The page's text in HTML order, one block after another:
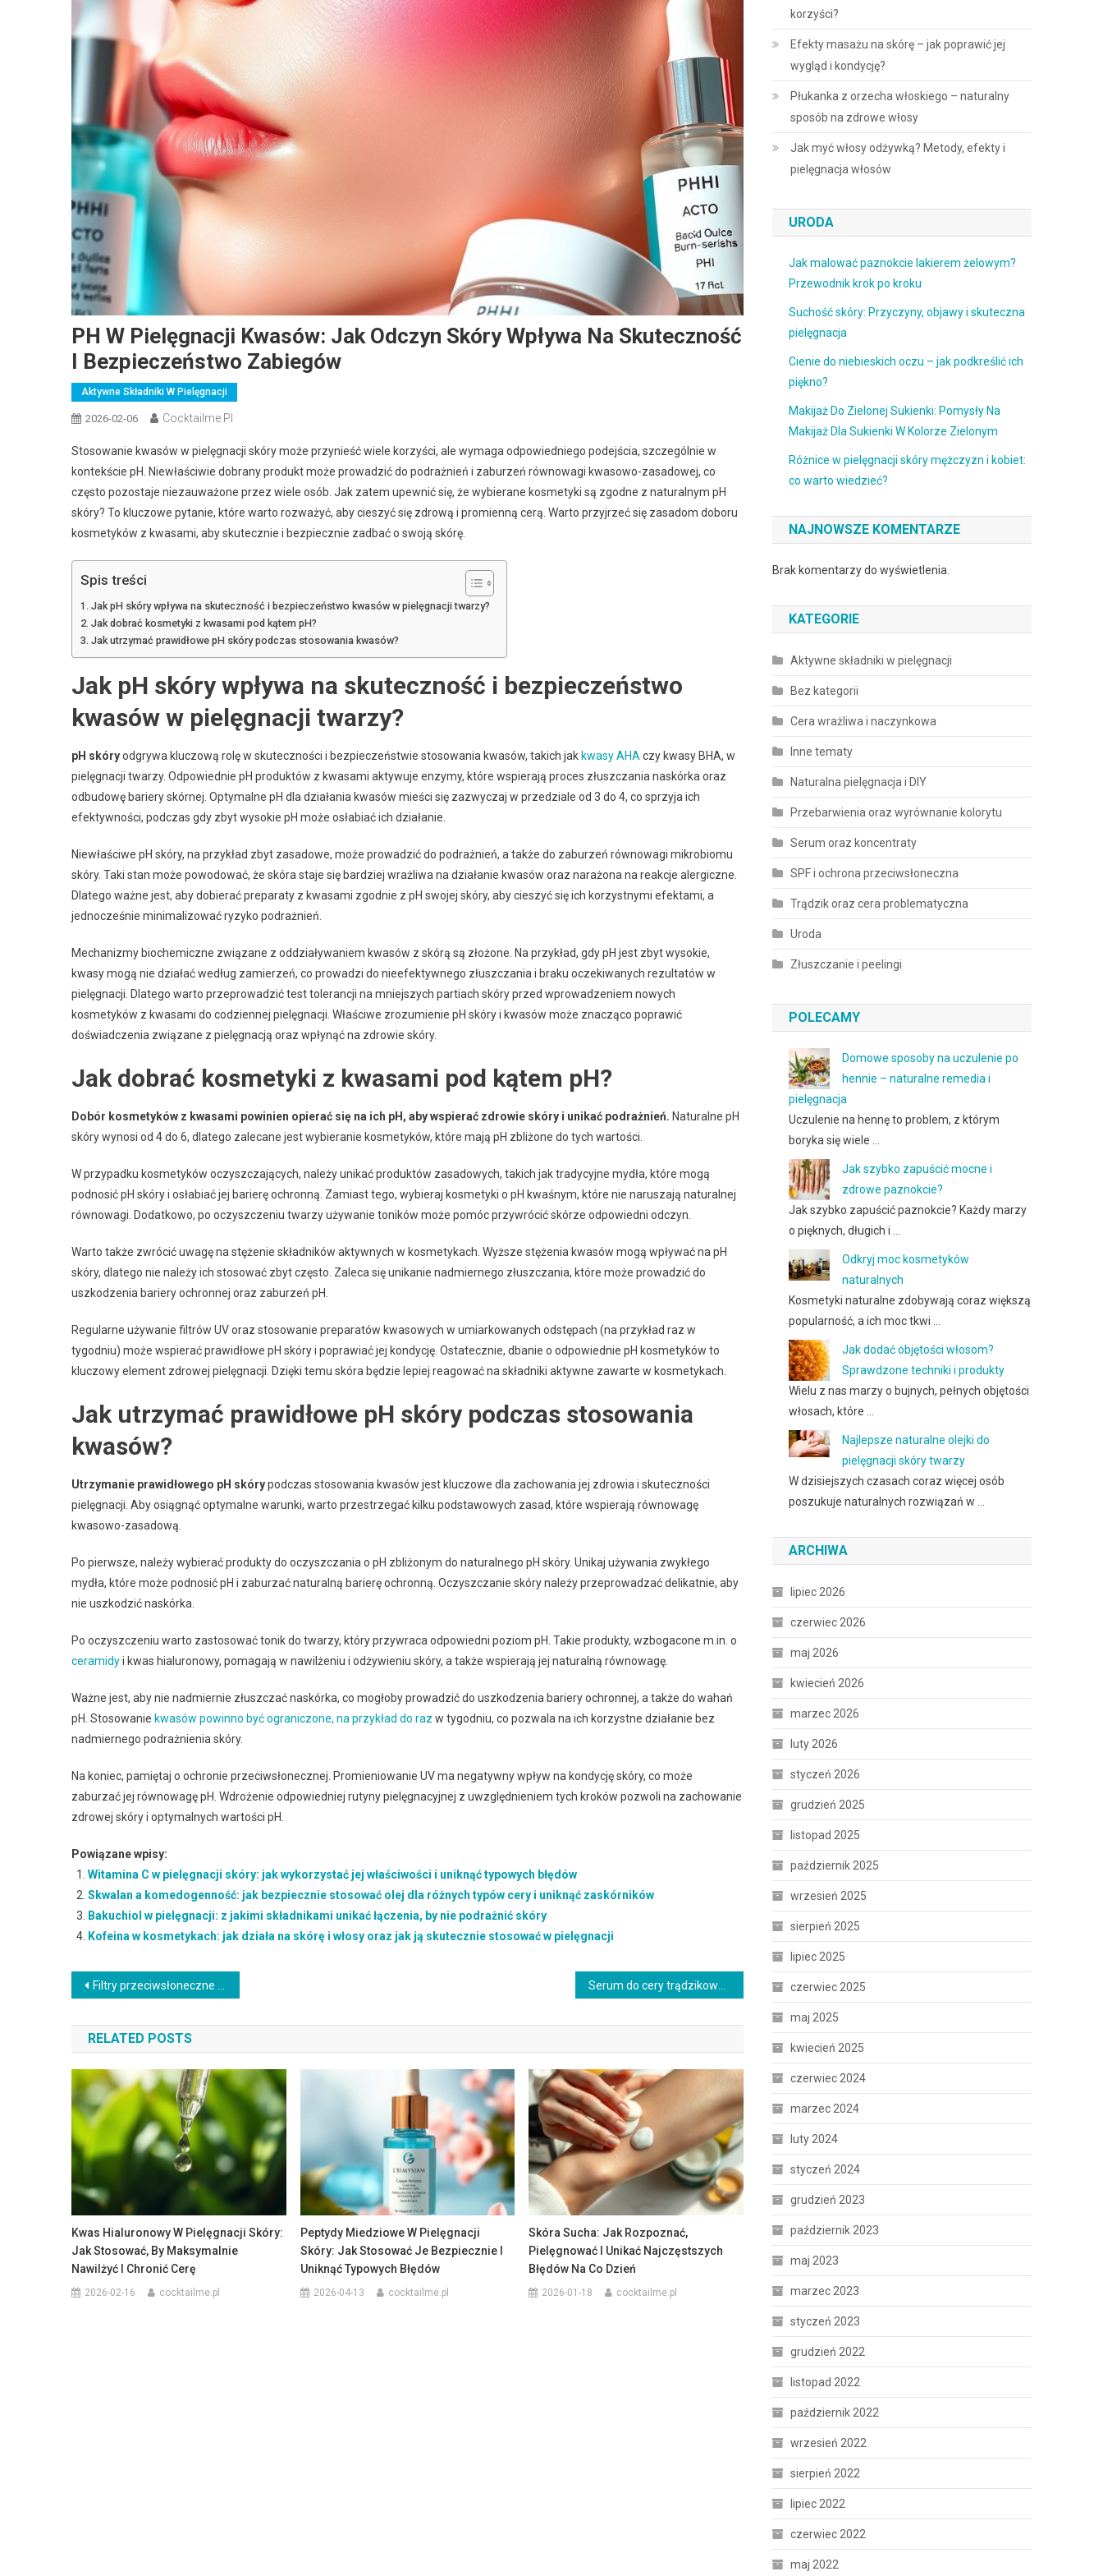
PH W Pielęgnacji Kwasów: Jak Odczyn Skóry Wpływa Na Skuteczność
I Bezpieczeństwo Zabiegów
Aktywne Składniki W Pielęgnacji
2026-02-06 Cocktailme.pl
Stosowanie kwasów w pielęgnacji skóry może przynieść wiele korzyści, ale wymaga odpowiedniego podejścia, szczególnie w
kontekście pH. Niewłaściwie dobrany produkt może prowadzić do podrażnień i zaburzeń równowagi kwasowo-zasadowej, co
często pozostaje niezauważone przez wiele osób. Jak zatem upewnić się, że wybierane kosmetyki są zgodne z naturalnym pH
skóry? To kluczowe pytanie, które warto rozważyć, aby cieszyć się zdrową i promienną cerą. Warto przyjrzeć się zasadom doboru
kosmetyków z kwasami, aby skutecznie i bezpiecznie zadbać o swoją skórę.
Spis treści
Jak pH skóry wpływa na skuteczność i bezpieczeństwo kwasów w pielęgnacji twarzy?
Jak dobrać kosmetyki z kwasami pod kątem pH?
Jak utrzymać prawidłowe pH skóry podczas stosowania kwasów?
Jak pH skóry wpływa na skuteczność i bezpieczeństwo
kwasów w pielęgnacji twarzy?
pH skóryodgrywa kluczową rolę w skuteczności i bezpieczeństwie stosowania kwasów, takich jak kwasy AHAczy kwasy BHA, w
pielęgnacji twarzy. Odpowiednie pH produktów z kwasami aktywuje enzymy, które wspierają proces złuszczania naskórka oraz
odbudowę bariery skórnej. Optymalne pH dla działania kwasów mieści się zazwyczaj w przedziale od 3 do 4, co sprzyja ich
efektywności, podczas gdy zbyt wysokie pH może osłabiać ich działanie.
Niewłaściwe pH skóry, na przykład zbyt zasadowe, może prowadzić do podrażnień, a także do zaburzeń równowagi mikrobiomu
skóry. Taki stan może powodować, że skóra staje się bardziej wrażliwa na działanie kwasów oraz narażona na reakcje alergiczne.
Dlatego ważne jest, aby dobierać preparaty z kwasami zgodnie z pH swojej skóry, aby cieszyć się ich korzystnymi efektami, a
jednocześnie minimalizować ryzyko podrażnień.
Mechanizmy biochemiczne związane z oddziaływaniem kwasów z skórą są złożone. Na przykład, gdy pH jest zbyt wysokie,
kwasy mogą nie działać według zamierzeń, co prowadzi do nieefektywnego złuszczania i braku oczekiwanych rezultatów w
pielęgnacji. Dlatego warto przeprowadzić test tolerancji na mniejszych partiach skóry przed wprowadzeniem nowych
kosmetyków z kwasami do codziennej pielęgnacji. Właściwe zrozumienie pH skóry i kwasów może znacząco poprawić
doświadczenia związane z pielęgnacją oraz wpłynąć na zdrowie skóry.
Jak dobrać kosmetyki z kwasami pod kątem pH?
Dobór kosmetyków z kwasami powinien opierać się na ich pH, aby wspierać zdrowie skóry i unikać podrażnień. Naturalne pH
skóry wynosi od 4 do 6, dlatego zalecane jest wybieranie kosmetyków, które mają pH zbliżone do tych wartości.
W przypadku kosmetyków oczyszczających, należy unikać produktów zasadowych, takich jak tradycyjne mydła, które mogą
podnosić pH skóry i osłabiać jej barierę ochronną. Zamiast tego, wybieraj kosmetyki o pH kwaśnym, które nie naruszają naturalnej
równowagi. Dodatkowo, po oczyszczeniu twarzy używanie toników może pomóc przywrócić skórze odpowiedni odczyn.
Warto także zwrócić uwagę na stężenie składników aktywnych w kosmetykach. Wyższe stężenia kwasów mogą wpływać na pH
skóry, dlatego nie należy ich stosować zbyt często. Zaleca się unikanie nadmiernego złuszczania, które może prowadzić do
uszkodzenia bariery ochronnej oraz zaburzeń pH.
Regularne używanie filtrów UV oraz stosowanie preparatów kwasowych w umiarkowanych odstępach (na przykład raz w
tygodniu) może wspierać prawidłowe pH skóry i poprawiać jej kondycję. Ostatecznie, dbanie o odpowiednie pH kosmetyków to
kluczowy element zdrowej pielęgnacji. Dzięki temu skóra będzie lepiej reagować na składniki aktywne zawarte w kosmetykach.
Jak utrzymać prawidłowe pH skóry podczas stosowania
kwasów?
Utrzymanie prawidłowego pH skórypodczas stosowania kwasów jest kluczowe dla zachowania jej zdrowia i skuteczności
pielęgnacji. Aby osiągnąć optymalne warunki, warto przestrzegać kilku podstawowych zasad, które wspierają równowagę
kwasowo-zasadową.
Po pierwsze, należy wybierać produkty do oczyszczania o pH zbliżonym do naturalnego pH skóry. Unikaj używania zwykłego
mydła, które może podnosić pH i zaburzać naturalną barierę ochronną. Oczyszczanie skóry należy przeprowadzać delikatnie, aby
nie uszkodzić naskórka.
Po oczyszczeniu warto zastosować tonik do twarzy, który przywraca odpowiedni poziom pH. Takie produkty, wzbogacone m.in. o
ceramidyi kwas hialuronowy, pomagają w nawilżeniu i odżywieniu skóry, a także wspierają jej naturalną równowagę.
Ważne jest, aby nie nadmiernie złuszczać naskórka, co mogłoby prowadzić do uszkodzenia bariery ochronnej, a także do wahań
pH. Stosowanie kwasów powinno być ograniczone, na przykład do raz w tygodniu, co pozwala na ich korzystne działanie bez
nadmiernego podrażnienia skóry.
Na koniec, pamiętaj o ochronie przeciwsłonecznej. Promieniowanie UV ma negatywny wpływ na kondycję skóry, co może
zaburzać jej równowagę pH. Wdrożenie odpowiedniej rutyny pielęgnacyjnej z uwzględnieniem tych kroków pozwoli na zachowanie
zdrowej skóry i optymalnych wartości pH.
Powiązane wpisy:
Witamina C w pielęgnacji skóry: jak wykorzystać jej właściwości i uniknąć typowych błędów
Skwalan a komedogenność: jak bezpiecznie stosować olej dla różnych typów cery i uniknąć zaskórników
Bakuchiol w pielęgnacji: z jakimi składnikami unikać łączenia, by nie podrażnić skóry
Kofeina w kosmetykach: jak działa na skórę i włosy oraz jak ją skutecznie stosować w pielęgnacji
Nawigacja
wpisu
Filtry przeciwsłoneczne bezpieczne dla raf koralowych: jak wybrać i stosować, by chronić ekosystemy morskie Serum do cery trądzikowej: jak wybrać składniki i stosować bez ryzyka podrażnień
RELATED POSTS
Kwas Hialuronowy W Pielęgnacji Skóry:
Jak Stosować, By Maksymalnie
Nawilżyć I Chronić Cerę
2026-02-16 cocktailme.pl
Peptydy Miedziowe W Pielęgnacji
Skóry: Jak Stosować Je Bezpiecznie I
Uniknąć Typowych Błędów
2026-04-13 cocktailme.pl
Skóra Sucha: Jak Rozpoznać,
Pielęgnować I Unikać Najczęstszych
Błędów Na Co Dzień
2026-01-18 cocktailme.pl
korzyści?
Efekty masażu na skórę – jak poprawić jej
wygląd i kondycję?
Płukanka z orzecha włoskiego – naturalny
sposób na zdrowe włosy
Jak myć włosy odżywką? Metody, efekty i
pielęgnacja włosów
URODA
Jak malować paznokcie lakierem żelowym?
Przewodnik krok po kroku
Suchość skóry: Przyczyny, objawy i skuteczna
pielęgnacja
Cienie do niebieskich oczu – jak podkreślić ich
piękno?
Makijaż Do Zielonej Sukienki: Pomysły Na
Makijaż Dla Sukienki W Kolorze Zielonym
Różnice w pielęgnacji skóry mężczyzn i kobiet:
co warto wiedzieć?
NAJNOWSZE KOMENTARZE
Brak komentarzy do wyświetlenia.
KATEGORIE
Aktywne składniki w pielęgnacji
Bez kategorii
Cera wrażliwa i naczynkowa
Inne tematy
Naturalna pielęgnacja i DIY
Przebarwienia oraz wyrównanie kolorytu
Serum oraz koncentraty
SPF i ochrona przeciwsłoneczna
Trądzik oraz cera problematyczna
Uroda
Złuszczanie i peelingi
POLECAMY
Domowe sposoby na uczulenie po
hennie – naturalne remedia i
pielęgnacja
Uczulenie na hennę to problem, z którym
boryka się wiele …
Jak szybko zapuścić mocne i
zdrowe paznokcie?
Jak szybko zapuścić paznokcie? Każdy marzy
o pięknych, długich i …
Odkryj moc kosmetyków
naturalnych
Kosmetyki naturalne zdobywają coraz większą
popularność, a ich moc tkwi …
Jak dodać objętości włosom?
Sprawdzone techniki i produkty
Wielu z nas marzy o bujnych, pełnych objętości
włosach, które …
Najlepsze naturalne olejki do
pielęgnacji skóry twarzy
W dzisiejszych czasach coraz więcej osób
poszukuje naturalnych rozwiązań w …
ARCHIWA
lipiec 2026
czerwiec 2026
maj 2026
kwiecień 2026
marzec 2026
luty 2026
styczeń 2026
grudzień 2025
listopad 2025
październik 2025
wrzesień 2025
sierpień 2025
lipiec 2025
czerwiec 2025
maj 2025
kwiecień 2025
czerwiec 2024
marzec 2024
luty 2024
styczeń 2024
grudzień 2023
październik 2023
maj 2023
marzec 2023
styczeń 2023
grudzień 2022
listopad 2022
październik 2022
wrzesień 2022
sierpień 2022
lipiec 2022
czerwiec 2022
maj 2022